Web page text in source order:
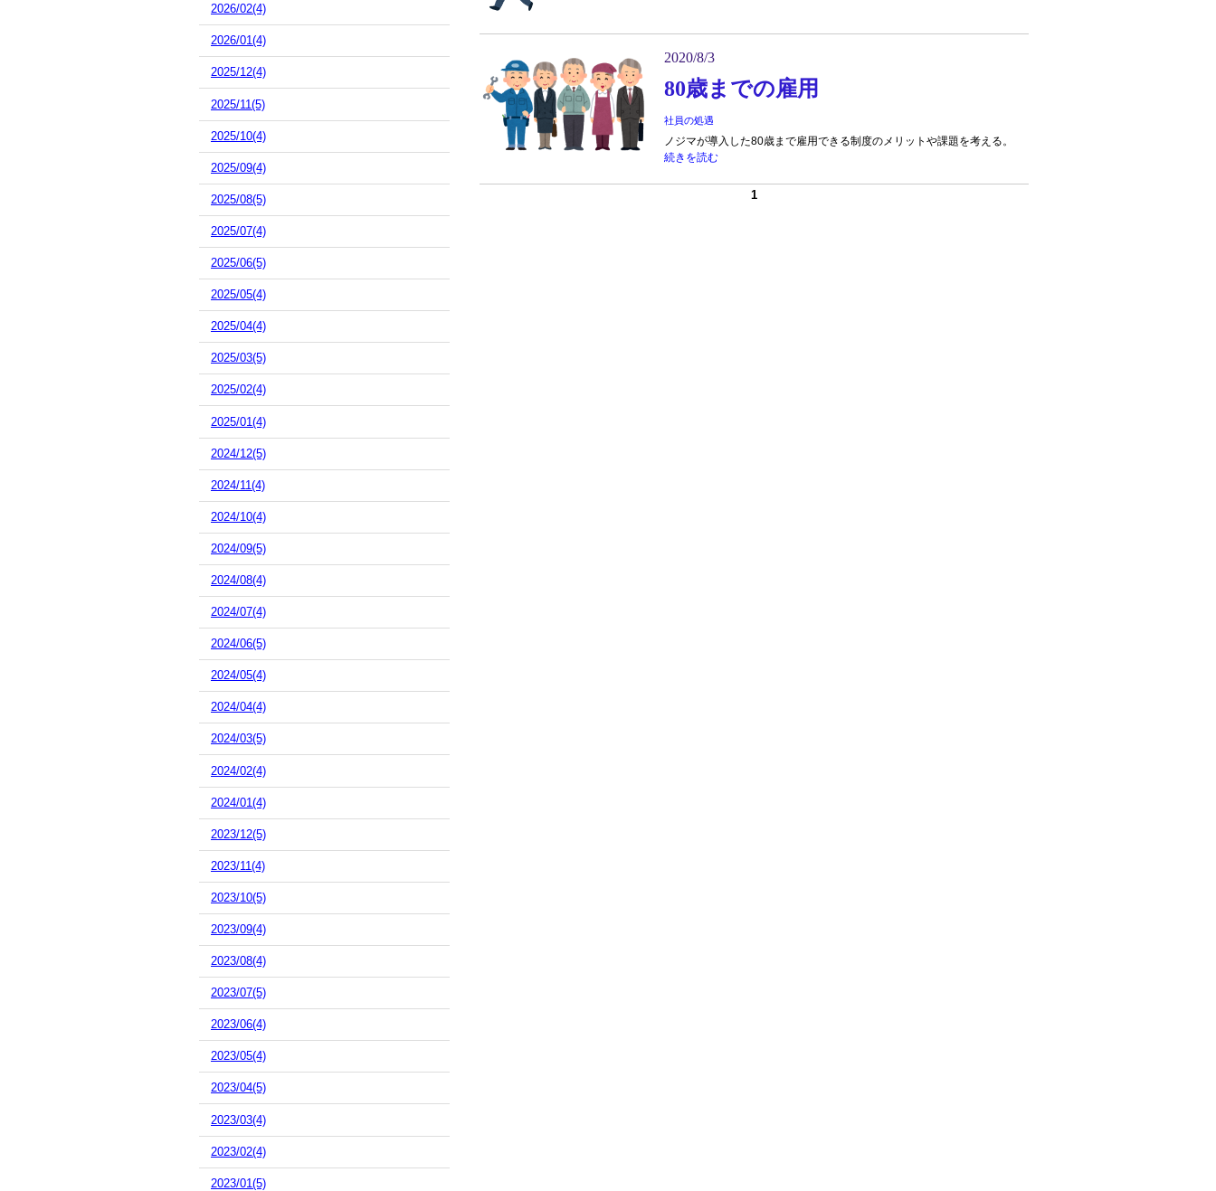
2026/02(4)
2026/01(4)
2025/12(4)
2025/11(5)
2025/10(4)
2025/09(4)
2025/08(5)
2025/07(4)
2025/06(5)
2025/05(4)
2025/04(4)
2025/03(5)
2025/02(4)
2025/01(4)
2024/12(5)
2024/11(4)
2024/10(4)
2024/09(5)
2024/08(4)
2024/07(4)
2024/06(5)
2024/05(4)
2024/04(4)
2024/03(5)
2024/02(4)
2024/01(4)
2023/12(5)
2023/11(4)
2023/10(5)
2023/09(4)
2023/08(4)
2023/07(5)
2023/06(4)
2023/05(4)
2023/04(5)
2023/03(4)
2023/02(4)
2023/01(5)
2020/8/3
80歳までの雇用
社員の処遇
ノジマが導入した80歳まで雇用できる制度のメリットや課題を考える。
続きを読む
1